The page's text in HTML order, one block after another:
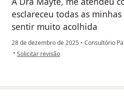
esclareceu todas as
sentir muito acolhida
28 de dezembro de 2025 • Consultório
• na opinião do utilizador Alessandra Dallal
Solicitar revisão